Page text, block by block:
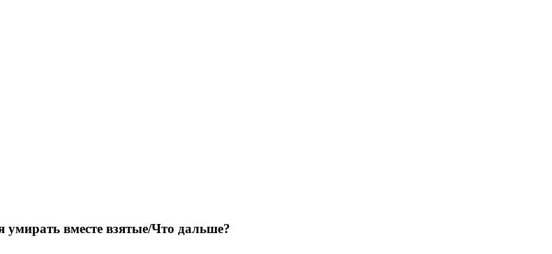
вместе взятые/Что дальше?